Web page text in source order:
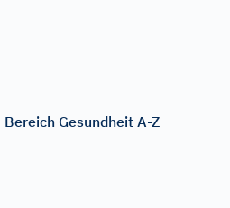
Gesundheit A-Z